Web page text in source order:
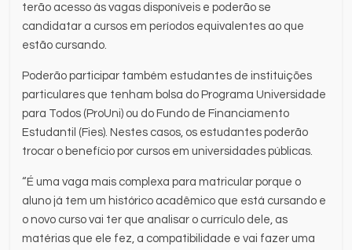
terão acesso às vagas disponíveis e poderão se
candidatar a cursos em períodos equivalentes ao que
estão cursando.
Poderão participar também estudantes de instituições
particulares que tenham bolsa do Programa Universidade
para Todos (ProUni) ou do Fundo de Financiamento
Estudantil (Fies). Nestes casos, os estudantes poderão
trocar o benefício por cursos em universidades públicas.
“É uma vaga mais complexa para matricular porque o
aluno já tem um histórico acadêmico que está cursando e
o novo curso vai ter que analisar o currículo dele, as
matérias que ele fez, a compatibilidade e vai fazer uma